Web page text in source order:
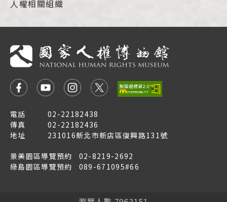
人權相關組織
電話
02-22182438
傳真
02-22182436
地址
231016新北市新店區復興路131號
景美園區導覽預約
02-8219-2692
綠島園區導覽預約
089-671095#66